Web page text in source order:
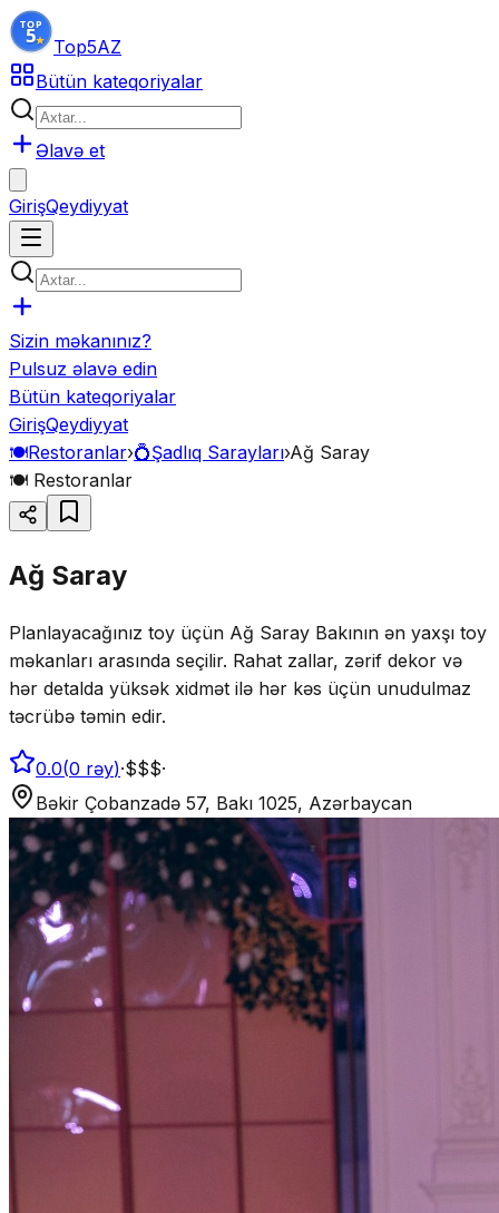
Top5AZ
Bütün kateqoriyalar
Əlavə et
GirişQeydiyyat
Sizin məkanınız?
Pulsuz əlavə edin
Bütün kateqoriyalar
GirişQeydiyyat
🍽️Restoranlar›💍Şadlıq Sarayları›Ağ Saray
🍽️ Restoranlar
Ağ Saray
Planlayacağınız toy üçün Ağ Saray Bakının ən yaxşı toy
məkanları arasında seçilir. Rahat zallar, zərif dekor və
hər detalda yüksək xidmət ilə hər kəs üçün unudulmaz
təcrübə təmin edir.
0.0(0 rəy)·$$$·
Bəkir Çobanzadə 57, Bakı 1025, Azərbaycan